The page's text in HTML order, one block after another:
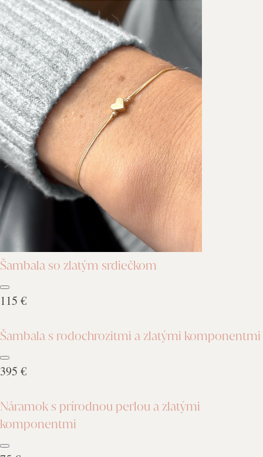
Šambala so zlatým srdiečkom
115 €
Šambala s rodochrozitmi a zlatými komponentmi
395 €
Náramok s prírodnou perlou a zlatými
komponentmi